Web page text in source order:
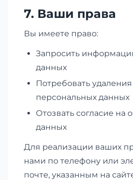
7. Ваши права
Вы имеете право:
Запросить
данных
Потребовать
персональных данных
Отозвать согласие на
данных
Для реализации ваших
нами по телефону или
почте, указанным на